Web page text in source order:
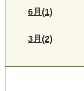
6月(1)
3月(2)